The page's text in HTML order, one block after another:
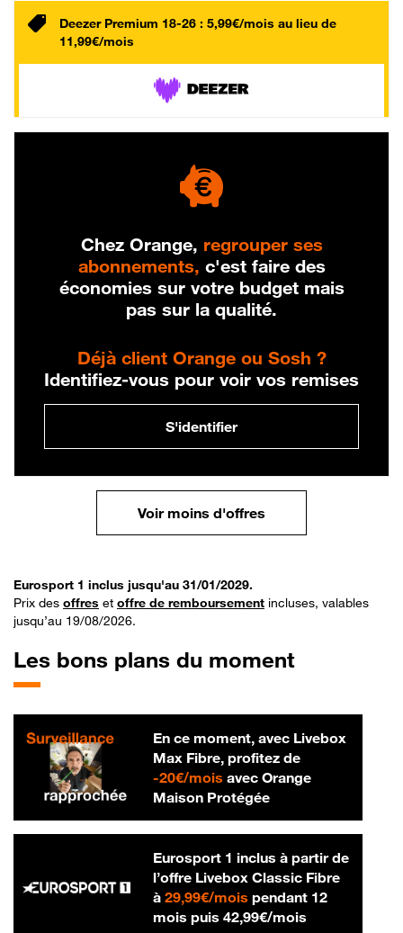
Deezer Premium 18-26 : 5,99€/mois au lieu de
11,99€/mois
Chez Orange, regrouper ses
abonnements, c'est faire des
économies sur votre budget mais
pas sur la qualité.
Déjà client Orange ou Sosh ?
Identifiez-vous pour voir vos remises
S'identifier
Voir moins d'offres
Eurosport 1 inclus jusqu'au 31/01/2029.
Prix des offres et offre de remboursement incluses, valables
jusqu’au 19/08/2026.
Les bons plans du moment
En ce moment, avec Livebox
Max Fibre, profitez de
-20€/mois20 € par mois
avec Orange
Maison Protégée
Eurosport 1 inclus à partir de
l’offre Livebox Classic Fibre
à 29,99€/mois29,99 € par mois
pendant 12
mois puis 42,99€/mois42,99 € par